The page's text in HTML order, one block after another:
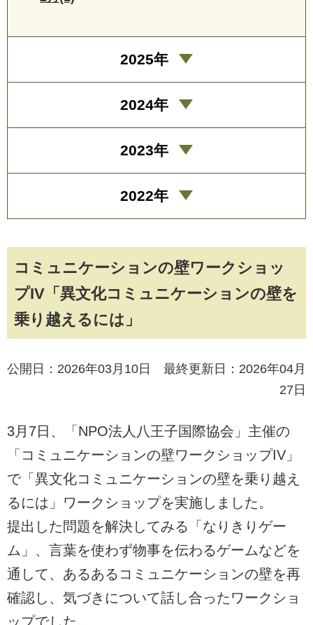
コミュニケーションの壁ワークショッ
プIV「異文化コミュニケーションの壁を
乗り越えるには」
公開日：2026年03月10日 最終更新日：2026年04月
27日
3月7日、「NPO法人八王子国際協会」主催の
「コミュニケーションの壁ワークショップIV」
で「異文化コミュニケーションの壁を乗り越え
るには」ワークショップを実施しました。
提出した問題を解決してみる「なりきりゲー
ム」、言葉を使わず物事を伝わるゲームなどを
通して、あるあるコミュニケーションの壁を再
確認し、気づきについて話し合ったワークショ
ップでした。
2025年
2024年
2023年
2022年